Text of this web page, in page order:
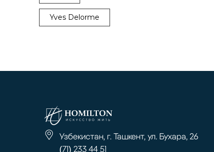
Yves Delorme
Узбекистан, г. Ташкент, ул. Бухара, 26
(71) 233 44 51